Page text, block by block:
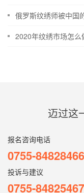
俄罗斯纹绣师被中国
2020年纹绣市场怎
迈过这
报名咨询电话
0755-84828466
投诉与建议
0755-84825467